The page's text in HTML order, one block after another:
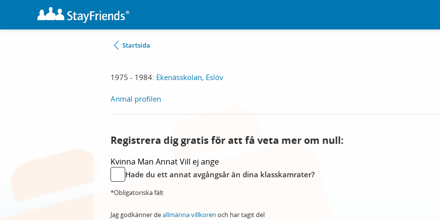
Startsida
1975 - 1984: Ekenässkolan, Eslöv
Anmäl profilen
Registrera dig gratis för att få veta mer om null:
Kvinna Man AnnatVill ej ange
Hade du ett annat avgångsår än dina klasskamrater?
*Obligatoriska fält
Jag godkänner deallmänna villkoren och har tagit del